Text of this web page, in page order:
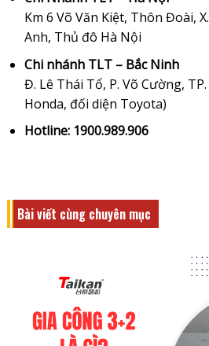
Km 6 Võ Văn Kiệt, Thôn Đoài,
Anh, Thủ đô Hà Nội
Chi nhánh TLT – Bắc Ninh
Đ. Lê Thái Tổ, P. Võ Cường,
Honda, đối diện Toyota)
Hotline: 1900.989.906
Bài viết cùng chuyên mục